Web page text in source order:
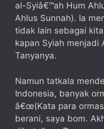
al-Syiâ€™ah Hum
Ahlus Sunnah). Ia
tidak lain sebagai
kapan Syiah menjadi
Tanyanya.
Namun tatkala
Indonesia, banyak
â€œ(Kata para
berani, saya bom.